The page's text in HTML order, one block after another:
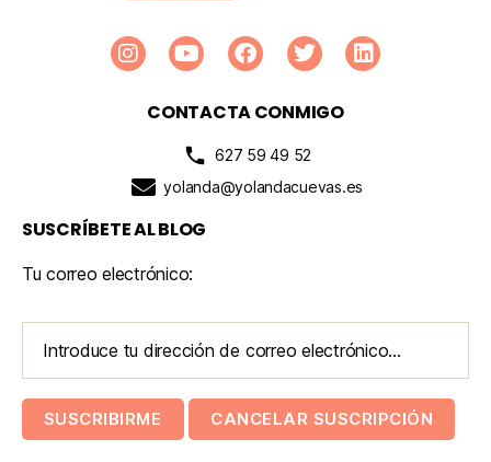
CONTACTA CONMIGO
627 59 49 52
yolanda@yolandacuevas.es
SUSCRÍBETE AL BLOG
Tu correo electrónico: